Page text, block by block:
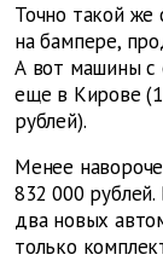
Точно такой же
на бампере,
А вот машины с
еще в Кирове
рублей).
Менее
832 000
два новых
только